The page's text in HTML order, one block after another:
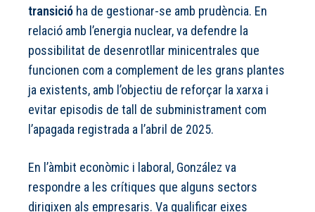
transició ha de gestionar-se amb prudència. En
relació amb l’energia nuclear, va defendre la
possibilitat de desenrotllar minicentrales que
funcionen com a complement de les grans plantes
ja existents, amb l’objectiu de reforçar la xarxa i
evitar episodis de tall de subministrament com
l’apagada registrada a l’abril de 2025.
En l’àmbit econòmic i laboral, González va
respondre a les crítiques que alguns sectors
dirigixen als empresaris. Va qualificar eixes